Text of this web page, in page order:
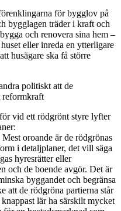
för bygglov på
bygglagen träder i kraft och
och renovera sina hem –
eller inreda en ytterligare
husägare ska få större
politiskt att de
reformkraft
vid ett rödgrönt styre lyfter
oroande är de rödgrönas
i detaljplaner, det vill säga
hyresrätter eller
och de boende avgör. Det är
byggandet och begränsa
att de rödgröna partierna står
lär ha särskilt mycket